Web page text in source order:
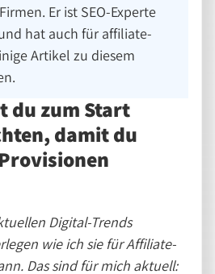
Er ist SEO-Experte
hat auch für affiliate-
Artikel zu diesem
du zum Start
damit du
Digital-Trends
wie ich sie für Affiliate-
Das sind für mich aktuell: